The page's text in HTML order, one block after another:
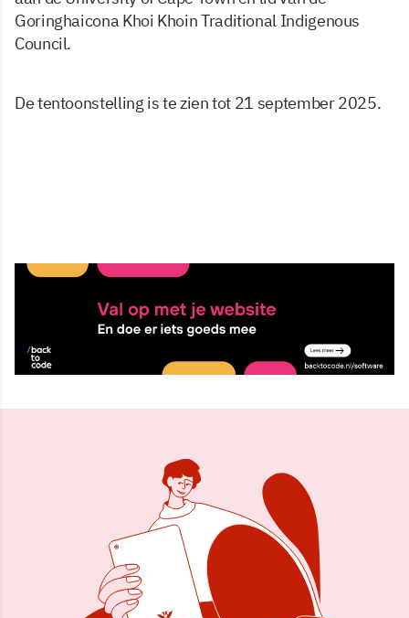
Goringhaicona Khoi Khoin Traditional Indigenous
Council.
De tentoonstelling is te zien tot 21 september 2025.
7 mrt 2025, 16:17
Delen